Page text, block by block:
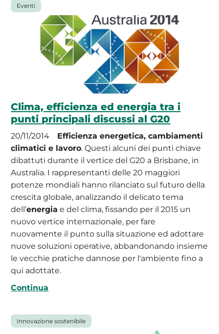
Eventi
Clima, efficienza ed energia tra i
punti principali discussi al G20
20/11/2014
Efficienza energetica, cambiamenti
climatici e lavoro. Questi alcuni dei punti chiave
dibattuti durante il vertice del G20 a Brisbane, in
Australia. I rappresentanti delle 20 maggiori
potenze mondiali hanno rilanciato sul futuro della
crescita globale, analizzando il delicato tema
dell’energia e del clima, fissando per il 2015 un
nuovo vertice internazionale, per fare
nuovamente il punto sulla situazione ed adottare
nuove soluzioni operative, abbandonando insieme
le vecchie pratiche dannose per l'ambiente fino a
qui adottate.
Continua
Innovazione sostenibile